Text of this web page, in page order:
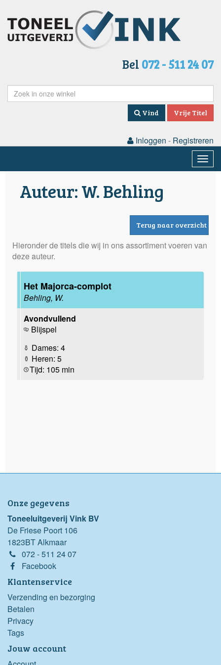
Bel 072 - 511 24 07
Vind Vrije Titel
Inloggen - Registreren
Auteur: W. Behling
Terug naar overzicht
Hieronder de titels die wij in ons assortiment voeren van
deze auteur.
Het Majorca-complot
Behling, W.
Avondvullend
Blijspel
Dames: 4
Heren: 5
Tijd: 105 min
Onze gegevens
Toneeluitgeverij Vink BV
De Friese Poort 106
1823BT Alkmaar
072 - 511 24 07
Facebook
Klantenservice
Verzending en bezorging
Betalen
Privacy
Tags
Jouw account